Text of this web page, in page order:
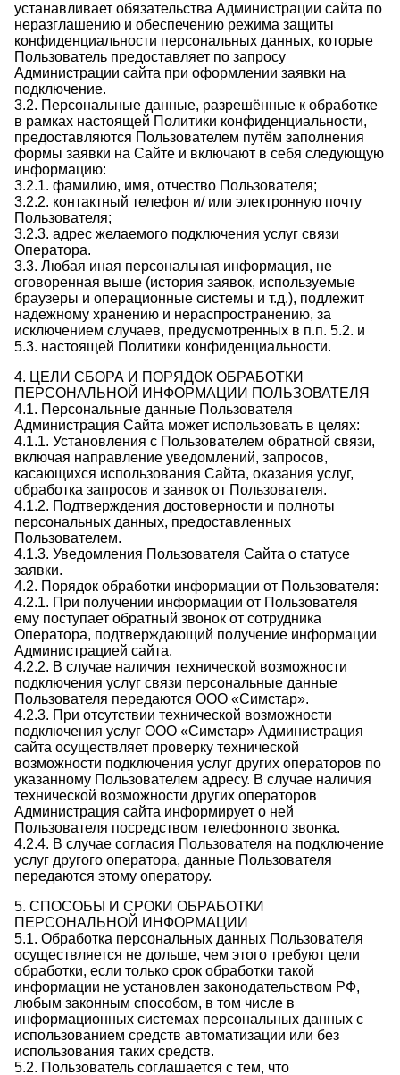
устанавливает обязательства Администрации сайта по
неразглашению и обеспечению режима защиты
конфиденциальности персональных данных, которые
Пользователь предоставляет по запросу
Администрации сайта при оформлении заявки на
подключение.
3.2. Персональные данные, разрешённые к обработке
в рамках настоящей Политики конфиденциальности,
предоставляются Пользователем путём заполнения
формы заявки на Сайте и включают в себя следующую
информацию:
3.2.1. фамилию, имя, отчество Пользователя;
3.2.2. контактный телефон и/ или электронную почту
Пользователя;
3.2.3. адрес желаемого подключения услуг связи
Оператора.
3.3. Любая иная персональная информация, не
оговоренная выше (история заявок, используемые
браузеры и операционные системы и т.д.), подлежит
надежному хранению и нераспространению, за
исключением случаев, предусмотренных в п.п. 5.2. и
5.3. настоящей Политики конфиденциальности.
4. ЦЕЛИ СБОРА И ПОРЯДОК ОБРАБОТКИ
ПЕРСОНАЛЬНОЙ ИНФОРМАЦИИ ПОЛЬЗОВАТЕЛЯ
4.1. Персональные данные Пользователя
Администрация Сайта может использовать в целях:
4.1.1. Установления с Пользователем обратной связи,
включая направление уведомлений, запросов,
касающихся использования Сайта, оказания услуг,
обработка запросов и заявок от Пользователя.
4.1.2. Подтверждения достоверности и полноты
персональных данных, предоставленных
Пользователем.
4.1.3. Уведомления Пользователя Сайта о статусе
заявки.
4.2. Порядок обработки информации от Пользователя:
4.2.1. При получении информации от Пользователя
ему поступает обратный звонок от сотрудника
Оператора, подтверждающий получение информации
Администрацией сайта.
4.2.2. В случае наличия технической возможности
подключения услуг связи персональные данные
Пользователя передаются ООО «Симстар».
4.2.3. При отсутствии технической возможности
подключения услуг ООО «Симстар» Администрация
сайта осуществляет проверку технической
возможности подключения услуг других операторов по
указанному Пользователем адресу. В случае наличия
технической возможности других операторов
Администрация сайта информирует о ней
Пользователя посредством телефонного звонка.
4.2.4. В случае согласия Пользователя на подключение
услуг другого оператора, данные Пользователя
передаются этому оператору.
5. СПОСОБЫ И СРОКИ ОБРАБОТКИ
ПЕРСОНАЛЬНОЙ ИНФОРМАЦИИ
5.1. Обработка персональных данных Пользователя
осуществляется не дольше, чем этого требуют цели
обработки, если только срок обработки такой
информации не установлен законодательством РФ,
любым законным способом, в том числе в
информационных системах персональных данных с
использованием средств автоматизации или без
использования таких средств.
5.2. Пользователь соглашается с тем, что